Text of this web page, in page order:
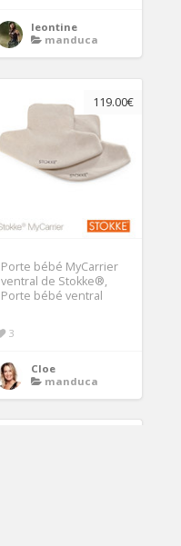
leontine
manduca
119.00€
Porte bébé MyCarrier
ventral de Stokke®,
Porte bébé ventral
3
Cloe
manduca